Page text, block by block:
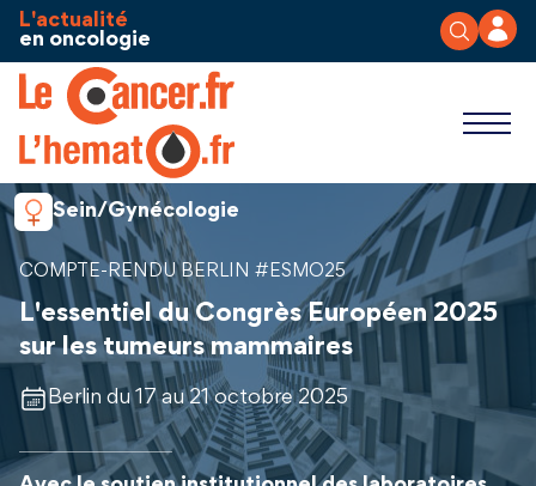
Aller au contenu
L'actualité
en oncologie
Sein/Gynécologie
COMPTE-RENDU BERLIN #ESMO25
L'essentiel du Congrès Européen 2025
sur les tumeurs mammaires
Berlin du 17 au 21 octobre 2025
Panneau de gestion des cookies